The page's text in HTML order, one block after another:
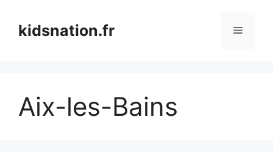
contenukidsnation.fr Menu
Aix-les-Bains